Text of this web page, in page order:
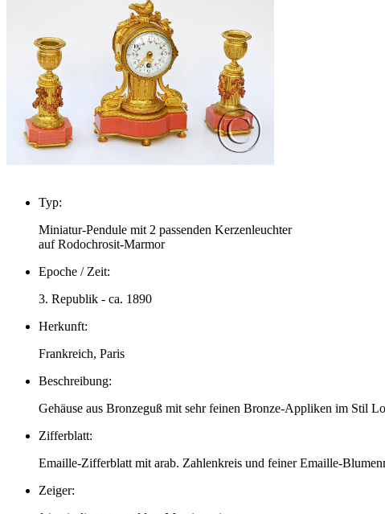
Typ:
Miniatur-Pendule mit 2 passenden Kerzenleuchter
auf Rodochrosit-Marmor
Epoche / Zeit:
3. Republik - ca. 1890
Herkunft:
Frankreich, Paris
Beschreibung:
Gehäuse aus Bronzeguß mit sehr feinen Bronze-Appliken im Stil
Zifferblatt:
Emaille-Zifferblatt mit arab. Zahlenkreis und feiner Emaille-
Zeiger: